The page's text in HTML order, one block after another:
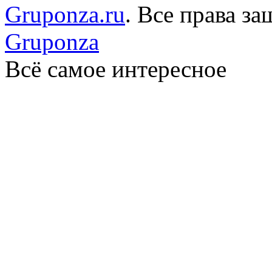
Gruponza.ru. Все права
Gruponza
Всё самое интересное